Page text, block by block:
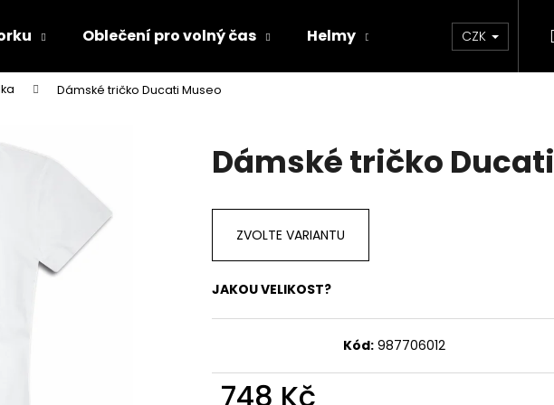
Oblečení pro volný čas Helmy Chrániče
CZK
Dámské tričko Ducati Museo
Dámské tričko
ZVOLTE VARIANTU
JAKOU VELIKOST?
Kód: 987706012
748 Kč
Co potřebujete najít?
HLEDAT
Doporučujeme
TRIČKO DC SPEED ČERVENO-ČERNÉ